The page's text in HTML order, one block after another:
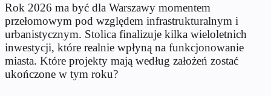
Rok 2026 ma być dla Warszawy momentem
przełomowym pod względem infrastrukturalnym i
urbanistycznym. Stolica finalizuje kilka wieloletnich
inwestycji, które realnie wpłyną na funkcjonowanie
miasta. Które projekty mają według założeń zostać
ukończone w tym roku?